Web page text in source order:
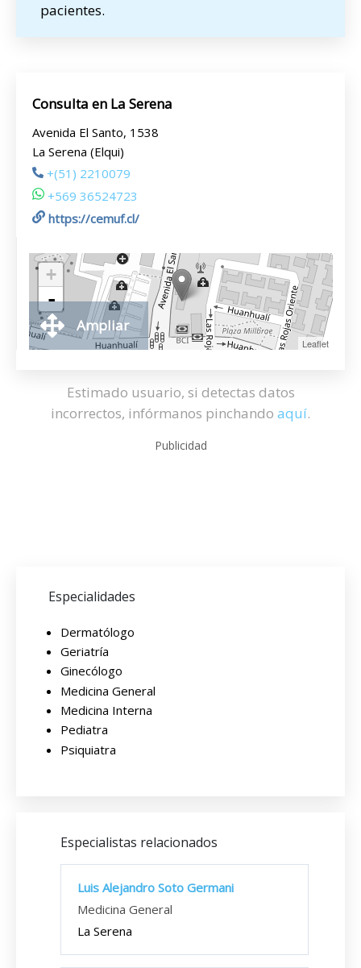
pacientes.
Consulta en La Serena
Avenida El Santo, 1538
La Serena (Elqui)
+(51) 2210079
+569 36524723
https://cemuf.cl/
+
-
Leaflet
Ampliar
Estimado usuario, si detectas datos
incorrectos, infórmanos pinchando aquí.
Publicidad
Especialidades
Dermatólogo
Geriatría
Ginecólogo
Medicina General
Medicina Interna
Pediatra
Psiquiatra
Especialistas relacionados
Luis Alejandro Soto Germani
Medicina General
La Serena